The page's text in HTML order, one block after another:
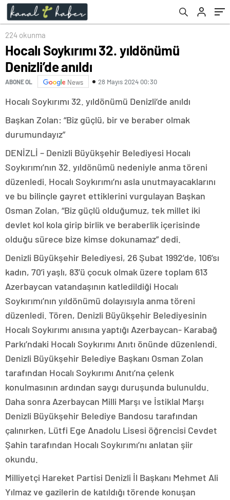
224 okunma
Hocalı Soykırımı 32. yıldönümü
Denizli’de anıldı
ABONE OL News 28 Mayıs 2024 00:30
Hocalı Soykırımı 32. yıldönümü Denizli’de anıldı
Başkan Zolan: “Biz güçlü, bir ve beraber olmak
durumundayız”
DENİZLİ – Denizli Büyükşehir Belediyesi Hocalı
Soykırımı’nın 32. yıldönümü nedeniyle anma töreni
düzenledi. Hocalı Soykırımı’nı asla unutmayacaklarını
ve bu bilinçle gayret ettiklerini vurgulayan Başkan
Osman Zolan, “Biz güçlü olduğumuz, tek millet iki
devlet kol kola girip birlik ve beraberlik içerisinde
olduğu sürece bize kimse dokunamaz” dedi.
Denizli Büyükşehir Belediyesi, 26 Şubat 1992’de, 106’sı
kadın, 70’i yaşlı, 83’ü çocuk olmak üzere toplam 613
Azerbaycan vatandaşının katledildiği Hocalı
Soykırımı’nın yıldönümü dolayısıyla anma töreni
düzenledi. Tören, Denizli Büyükşehir Belediyesinin
Hocalı Soykırımı anısına yaptığı Azerbaycan- Karabağ
Parkı’ndaki Hocalı Soykırımı Anıtı önünde düzenlendi.
Denizli Büyükşehir Belediye Başkanı Osman Zolan
tarafından Hocalı Soykırımı Anıtı’na çelenk
konulmasının ardından saygı duruşunda bulunuldu.
Daha sonra Azerbaycan Milli Marşı ve İstiklal Marşı
Denizli Büyükşehir Belediye Bandosu tarafından
çalınırken, Lütfi Ege Anadolu Lisesi öğrencisi Cevdet
Şahin tarafından Hocalı Soykırımı’nı anlatan şiir
okundu.
Milliyetçi Hareket Partisi Denizli İl Başkanı Mehmet Ali
Yılmaz ve gazilerin de katıldığı törende konuşan